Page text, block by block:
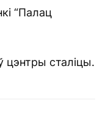
“Палац
цэнтры сталіцы.